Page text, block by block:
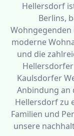
Hellersdorf
Berlins,
Wohngegenden
moderne
und die
Kaulsdorfer
Anbindung an
Hellersdorf zu
Familien und
unsere